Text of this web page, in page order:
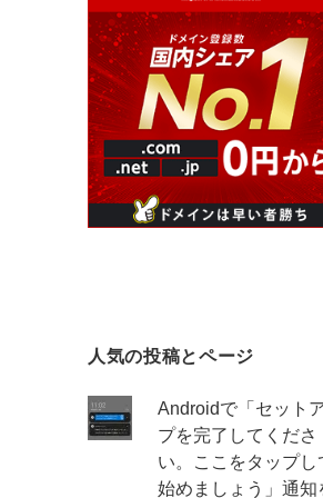
人気の投稿とページ
Androidで「セット
プを完了してくださ
い。ここをタップし
始めましょう」通知